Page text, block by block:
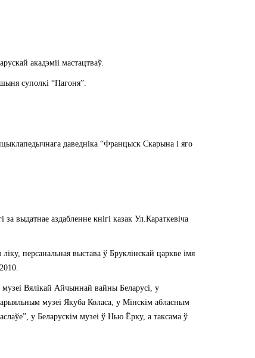
акадэміі мастацтваў.
суполкі “Пагоня”.
даведніка “Францыск Скарына і яго
выдатнае аздабленне кнігі казак Ул.Караткевіча
персанальная выстава ў Бруклінскай царкве імя
Вялікай Айчыннай вайны Беларусі, у
музеі Якуба Коласа, у Мінскім абласным
у Беларускім музеі ў Нью Ёрку, а таксама ў